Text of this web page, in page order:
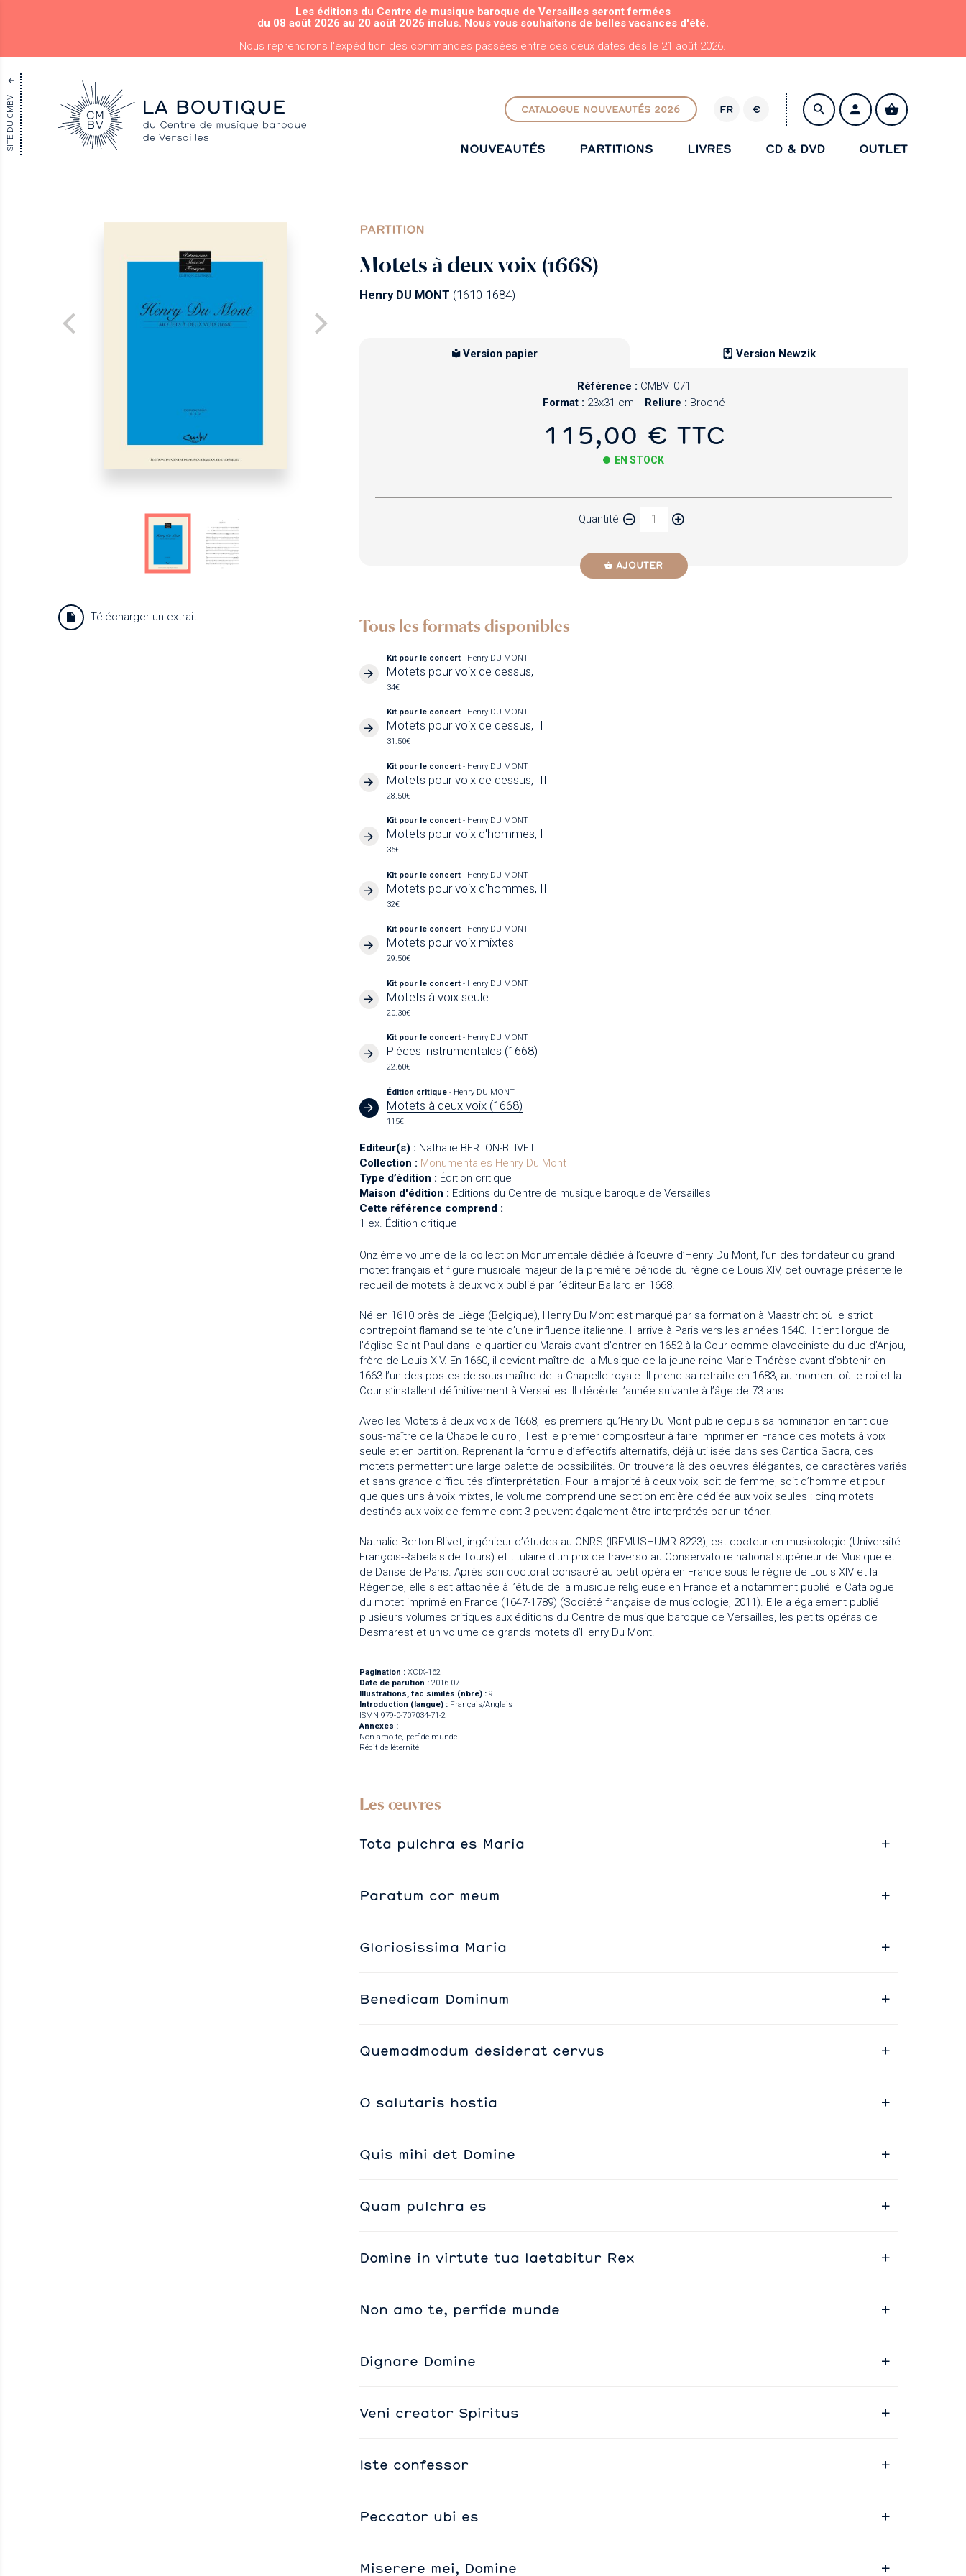
ALLER AU CONTENU PRINCIPAL
Les éditions du Centre de musique baroque de Versailles seront fermées
du 08 août 2026 au 20 août 2026 inclus. Nous vous souhaitons de belles vacances d'été.
Nous reprendrons l'expédition des commandes passées entre ces deux dates dès le 21 août 2026.
SITE DU CMBV CATALOGUE NOUVEAUTÉS 2026 FR
R
€
NOUVEAUTÉS PARTITIONS LIVRES CD & DVD OUTLET
PARTITION
Motets à deux voix (1668)
Henry DU MONT (1610-1684)
Télécharger un extrait
Version papier Version Newzik
Référence : CMBV_071
Format : 23x31 cm Reliure : Broché
115,00 € TTC
EN STOCK
Quantité
AJOUTER
Tous les formats disponibles
Kit pour le concert- Henry DU MONT
Motets pour voix de dessus, I
34€
Kit pour le concert- Henry DU MONT
Motets pour voix de dessus, II
31.50€
Kit pour le concert- Henry DU MONT
Motets pour voix de dessus, III
28.50€
Kit pour le concert- Henry DU MONT
Motets pour voix d'hommes, I
36€
Kit pour le concert- Henry DU MONT
Motets pour voix d'hommes, II
32€
Kit pour le concert- Henry DU MONT
Motets pour voix mixtes
29.50€
Kit pour le concert- Henry DU MONT
Motets à voix seule
20.30€
Kit pour le concert- Henry DU MONT
Pièces instrumentales (1668)
22.60€
Édition critique- Henry DU MONT
Motets à deux voix (1668)
115€
Editeur(s) : Nathalie BERTON-BLIVET
Collection : Monumentales Henry Du Mont
Type d’édition : Édition critique
Maison d'édition : Editions du Centre de musique baroque de Versailles
Cette référence comprend :
1 ex. Édition critique
Onzième volume de la collection Monumentale dédiée à l’oeuvre d’Henry Du Mont, l’un des fondateur du grand
motet français et figure musicale majeur de la première période du règne de Louis XIV, cet ouvrage présente le
recueil de motets à deux voix publié par l’éditeur Ballard en 1668.
Né en 1610 près de Liège (Belgique), Henry Du Mont est marqué par sa formation à Maastricht où le strict
contrepoint flamand se teinte d’une influence italienne. Il arrive à Paris vers les années 1640. Il tient l’orgue de
l’église Saint-Paul dans le quartier du Marais avant d’entrer en 1652 à la Cour comme claveciniste du duc d’Anjou,
frère de Louis XIV. En 1660, il devient maître de la Musique de la jeune reine Marie-Thérèse avant d’obtenir en
1663 l’un des postes de sous-maître de la Chapelle royale. Il prend sa retraite en 1683, au moment où le roi et la
Cour s’installent définitivement à Versailles. Il décède l’année suivante à l’âge de 73 ans.
Avec les Motets à deux voix de 1668, les premiers qu’Henry Du Mont publie depuis sa nomination en tant que
sous-maître de la Chapelle du roi, il est le premier compositeur à faire imprimer en France des motets à voix
seule et en partition. Reprenant la formule d’effectifs alternatifs, déjà utilisée dans ses Cantica Sacra, ces
motets permettent une large palette de possibilités. On trouvera là des oeuvres élégantes, de caractères variés
et sans grande difficultés d’interprétation. Pour la majorité à deux voix, soit de femme, soit d’homme et pour
quelques uns à voix mixtes, le volume comprend une section entière dédiée aux voix seules : cinq motets
destinés aux voix de femme dont 3 peuvent également être interprétés par un ténor.
Nathalie Berton-Blivet, ingénieur d’études au CNRS (IREMUS–UMR 8223), est docteur en musicologie (Université
François-Rabelais de Tours) et titulaire d'un prix de traverso au Conservatoire national supérieur de Musique et
de Danse de Paris. Après son doctorat consacré au petit opéra en France sous le règne de Louis XIV et la
Régence, elle s'est attachée à l’étude de la musique religieuse en France et a notamment publié le Catalogue
du motet imprimé en France (1647-1789) (Société française de musicologie, 2011). Elle a également publié
plusieurs volumes critiques aux éditions du Centre de musique baroque de Versailles, les petits opéras de
Desmarest et un volume de grands motets d’Henry Du Mont.
Pagination : XCIX-162
Date de parution : 2016-07
Illustrations, fac similés (nbre) : 9
Introduction (langue) : Français/Anglais
ISMN 979-0-707034-71-2
Annexes :
Non amo te, perfide munde
Récit de léternité
Les œuvres
Tota pulchra es Maria
Paratum cor meum
Gloriosissima Maria
Benedicam Dominum
Quemadmodum desiderat cervus
O salutaris hostia
Quis mihi det Domine
Quam pulchra es
Domine in virtute tua laetabitur Rex
Non amo te, perfide munde
Dignare Domine
Veni creator Spiritus
Iste confessor
Peccator ubi es
Miserere mei, Domine